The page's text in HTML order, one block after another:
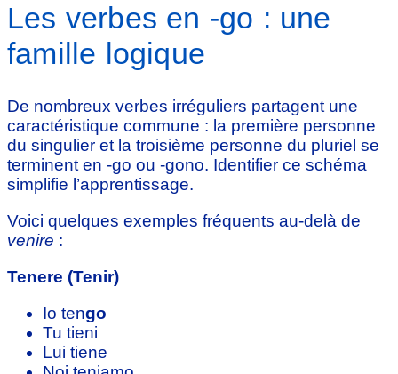
Les verbes en -go : une
famille logique
De nombreux verbes irréguliers partagent une
caractéristique commune : la première personne
du singulier et la troisième personne du pluriel se
terminent en -go ou -gono. Identifier ce schéma
simplifie l’apprentissage.
Voici quelques exemples fréquents au-delà de
venire :
Tenere (Tenir)
Io tengo
Tu tieni
Lui tiene